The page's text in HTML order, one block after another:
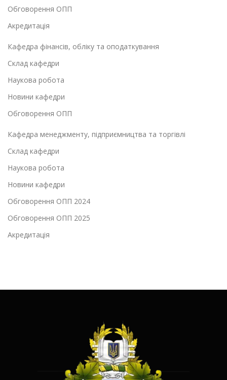
Обговорення ОПП
Акредитація
Кафедра фінансів, обліку та оподаткування
Склад кафедри
Наукова робота
Новини кафедри
Обговорення ОПП
Кафедра менеджменту, підприємництва та торгівлі
Склад кафедри
Наукова робота
Новини кафедри
Обговорення ОПП 2024
Обговорення ОПП 2025
Акредитація